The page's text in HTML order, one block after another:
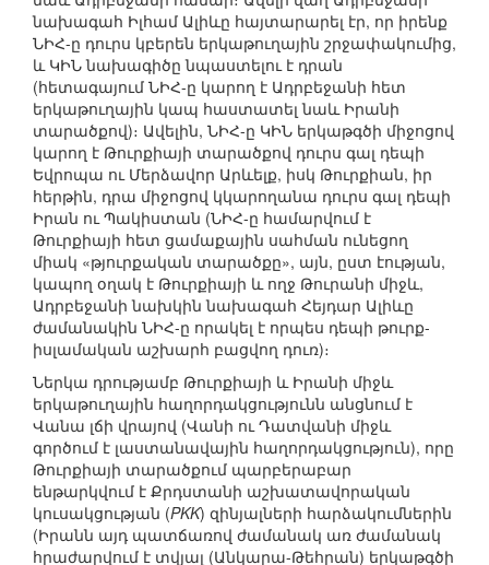
նախագահ Իլհամ Ալիևը հայտարարել էր, որ իրենք
ՆԻՀ-ը դուրս կբերեն երկաթուղային շրջափակումից,
և ԿԻՆ նախագիծը նպաստելու է դրան
(հետագայում ՆԻՀ-ը կարող է Ադրբեջանի հետ
երկաթուղային կապ հաստատել նաև Իրանի
տարածքով)։ Ավելին, ՆԻՀ-ը ԿԻՆ երկաթգծի միջոցով
կարող է Թուրքիայի տարածքով դուրս գալ դեպի
Եվրոպա ու Մերձավոր Արևելք, իսկ Թուրքիան, իր
հերթին, դրա միջոցով կկարողանա դուրս գալ դեպի
Իրան ու Պակիստան (ՆԻՀ-ը համարվում է
Թուրքիայի հետ ցամաքային սահման ունեցող
միակ «թյուրքական տարածքը», այն, ըստ էության,
կապող օղակ է Թուրքիայի և ողջ Թուրանի միջև,
Ադրբեջանի նախկին նախագահ Հեյդար Ալիևը
ժամանակին ՆԻՀ-ը որակել է որպես դեպի թուրք-
իսլամական աշխարհ բացվող դուռ)։
Ներկա դրությամբ Թուրքիայի և Իրանի միջև
երկաթուղային հաղորդակցությունն անցնում է
Վանա լճի վրայով (Վանի ու Դատվանի միջև
գործում է լաստանավային հաղորդակցություն), որը
Թուրքիայի տարածքում պարբերաբար
ենթարկվում է Քրդստանի աշխատավորական
կուսակցության (PKK) զինյալների հարձակումներին
(Իրանն այդ պատճառով ժամանակ առ ժամանակ
հրաժարվում է տվյալ (Անկարա-Թեհրան) երկաթգծի